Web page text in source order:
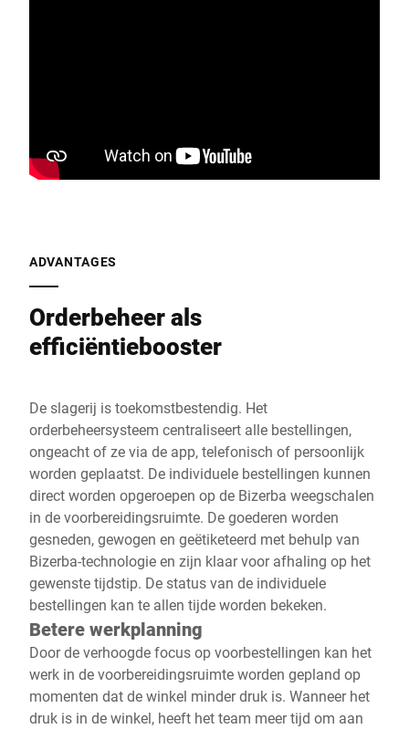
ADVANTAGES
Orderbeheer als
efficiëntiebooster
De slagerij is toekomstbestendig. Het
orderbeheersysteem centraliseert alle bestellingen,
ongeacht of ze via de app, telefonisch of persoonlijk
worden geplaatst. De individuele bestellingen kunnen
direct worden opgeroepen op de Bizerba weegschalen
in de voorbereidingsruimte. De goederen worden
gesneden, gewogen en geëtiketeerd met behulp van
Bizerba-technologie en zijn klaar voor afhaling op het
gewenste tijdstip. De status van de individuele
bestellingen kan te allen tijde worden bekeken.
Betere werkplanning
Door de verhoogde focus op voorbestellingen kan het
werk in de voorbereidingsruimte worden gepland op
momenten dat de winkel minder druk is. Wanneer het
druk is in de winkel, heeft het team meer tijd om aan